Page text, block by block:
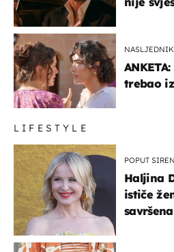
NASLJEDNIK
trebao
LIFESTYLE
POPUT
Haljina
ističe